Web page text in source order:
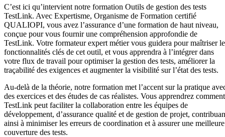
C’est ici qu’intervient notre formation Outils de gestion des tests
TestLink. Avec Expertisme, Organisme de Formation certifié
QUALIOPI, vous avez l’assurance d’une formation de haut niveau,
conçue pour vous fournir une compréhension approfondie de
TestLink. Votre formateur expert métier vous guidera pour maîtriser
fonctionnalités clés de cet outil, et vous apprendra à l’intégrer dans
votre flux de travail pour optimiser la gestion des tests, améliorer la
traçabilité des exigences et augmenter la visibilité sur l’état des tests.
Au-delà de la théorie, notre formation met l’accent sur la pratique
des exercices et des études de cas réalistes. Vous apprendrez comment
TestLink peut faciliter la collaboration entre les équipes de
développement, d’assurance qualité et de gestion de projet,
ainsi à minimiser les erreurs de coordination et à assurer une meilleure
couverture des tests.